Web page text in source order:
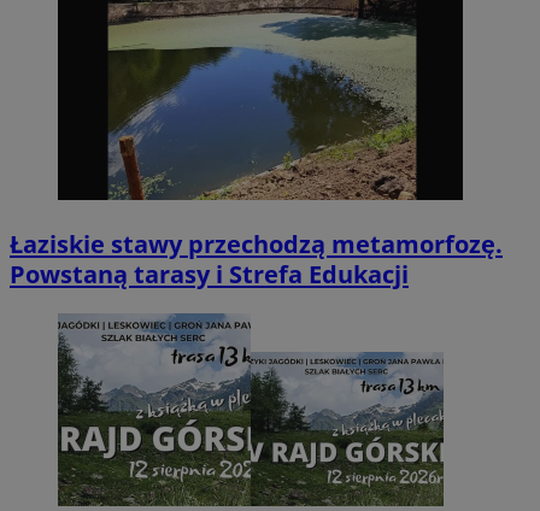
Łaziskie stawy przechodzą metamorfozę.
Powstaną tarasy i Strefa Edukacji